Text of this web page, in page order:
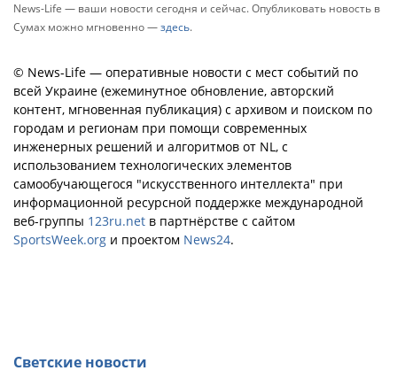
News-Life — ваши новости сегодня и сейчас. Опубликовать новость в
Сумах можно мгновенно —здесь.
© News-Life — оперативные новости с мест событий по
всей Украине (ежеминутное обновление, авторский
контент, мгновенная публикация) с архивом и поиском по
городам и регионам при помощи современных
инженерных решений и алгоритмов от NL, с
использованием технологических элементов
самообучающегося "искусственного интеллекта" при
информационной ресурсной поддержке международной
веб-группы 123ru.net в партнёрстве с сайтом
SportsWeek.org и проектом News24.
Светские новости